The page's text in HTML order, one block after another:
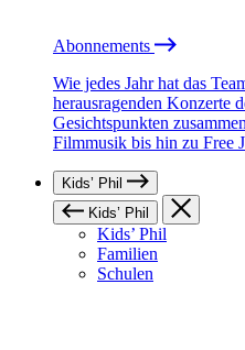
Abonnements
Wie jedes Jahr hat das
herausragenden Konzerte
Gesichtspunkten
Filmmusik bis hin zu Free
Kids’ Phil
Kids’ Phil
Kids’ Phil
Familien
Schulen